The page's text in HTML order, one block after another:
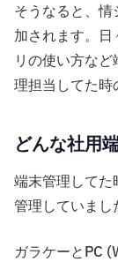
そうなると、
加されます。
リの使い方な
理担当してた時
どんな社用
端末管理して
管理していまし
ガラケーとPC